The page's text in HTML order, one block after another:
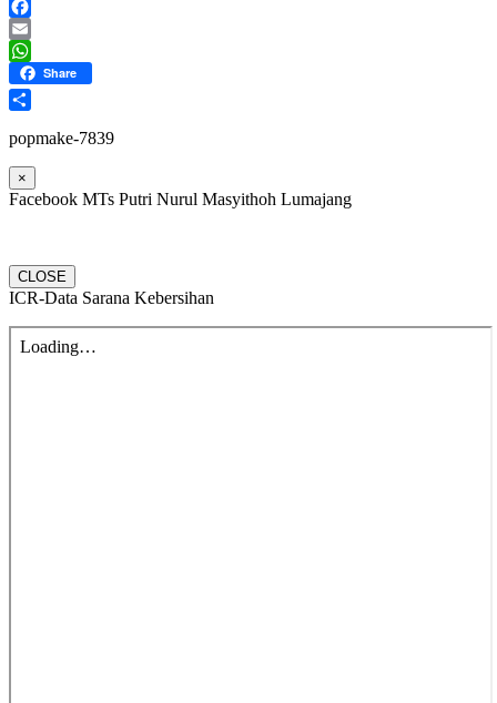
Share
Facebook
Email
WhatsApp
Share
popmake-7839
×
Facebook MTs Putri Nurul Masyithoh Lumajang
CLOSE
ICR-Data Sarana Kebersihan